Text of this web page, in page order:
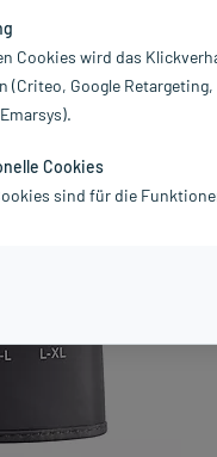
sichern
Cookies wird das
(Criteo, Google
Cookies
sind für die